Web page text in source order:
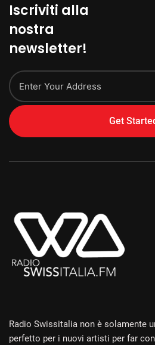
Iscriviti alla
nostra
newsletter!
Get
Radio Swissitalia non è solamente
perfetto per i nuovi artisti per far